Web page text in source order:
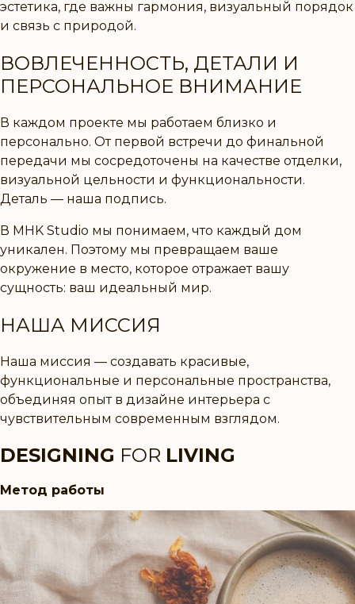
эстетика, где важны гармония, визуальный порядок
и связь с природой.
ВОВЛЕЧЕННОСТЬ, ДЕТАЛИ И
ПЕРСОНАЛЬНОЕ ВНИМАНИЕ
В каждом проекте мы работаем близко и
персонально. От первой встречи до финальной
передачи мы сосредоточены на качестве отделки,
визуальной цельности и функциональности.
Деталь — наша подпись.
В MHK Studio мы понимаем, что каждый дом
уникален. Поэтому мы превращаем ваше
окружение в место, которое отражает вашу
сущность: ваш идеальный мир.
НАША МИССИЯ
Наша миссия — создавать красивые,
функциональные и персональные пространства,
объединяя опыт в дизайне интерьера с
чувствительным современным взглядом.
DESIGNING FOR LIVING
Метод работы